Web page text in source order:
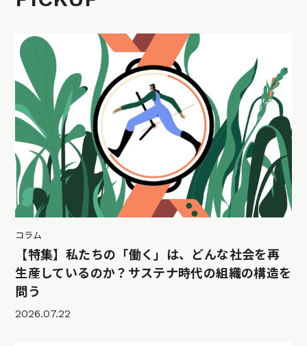
コラム
【特集】私たちの「働く」は、どんな社会を再
生産しているのか？サステナ時代の組織の構造を
問う
2026.07.22